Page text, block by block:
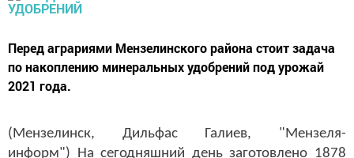
Перед аграриями Мензелинского района стоит задача
по накоплению минеральных удобрений под урожай
2021 года.
(Мензелинск, Дильфас Галиев, "Мензеля-
информ") На сегодняшний день заготовлено 1878